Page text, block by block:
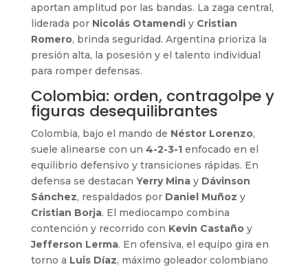
aportan amplitud por las bandas. La zaga central,
liderada por Nicolás Otamendiy Cristian
Romero, brinda seguridad. Argentina prioriza la
presión alta, la posesión y el talento individual
para romper defensas.
Colombia: orden, contragolpe y
figuras desequilibrantes
Colombia, bajo el mando de Néstor Lorenzo,
suele alinearse con un 4-2-3-1enfocado en el
equilibrio defensivo y transiciones rápidas. En
defensa se destacan Yerry Minay Dávinson
Sánchez, respaldados por Daniel Muñoz y
Cristian Borja. El mediocampo combina
contención y recorrido con Kevin Castañoy
Jefferson Lerma. En ofensiva, el equipo gira en
torno a Luis Díaz, máximo goleador colombiano